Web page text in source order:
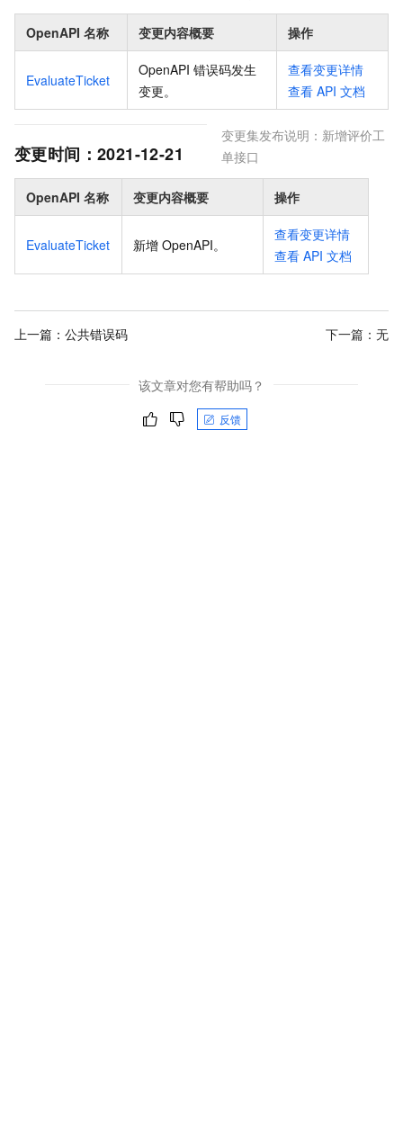
OpenAPI 名称 变更内容概要 操作
EvaluateTicket
OpenAPI 错误码发生
变更。
查看变更详情
查看 API 文档
变更时间： 2021-12-21
变更集发布说明： 新增评价工
单接口
OpenAPI 名称 变更内容概要 操作
EvaluateTicket 新增 OpenAPI。
查看变更详情
查看 API 文档
上一篇： 公共错误码 下一篇：无
该文章对您有帮助吗？
反馈